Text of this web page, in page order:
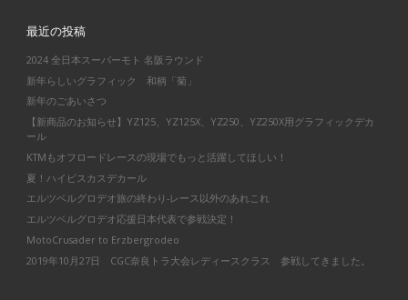
最近の投稿
2024 全日本スーパーモト 名阪ラウンド
新年らしいグラフィック 和柄「菊」
新年のごあいさつ
【新商品のお知らせ】YZ125、YZ125X、YZ250、YZ250X用グラフィックデカ
ール
KTMもオフロードレースの現場でもっと活躍してほしい！
夏！ハイビスカスデカール
エルツベルグロデオ旅の終わり-レース以外のあれこれ
エルツベルグロデオ応援日本代表で参戦決定！
MotoCrusader to Erzbergrodeo
2019年10月27日 CGC奈良トラ大会レディースクラス 参戦してきました。